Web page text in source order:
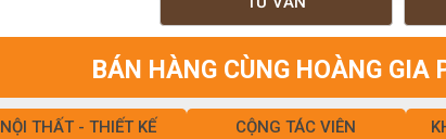
BÁN HÀNG CÙNG HOÀNG GIA
NỘI THẤT - THIẾT KẾ CỘNG TÁC VIÊN